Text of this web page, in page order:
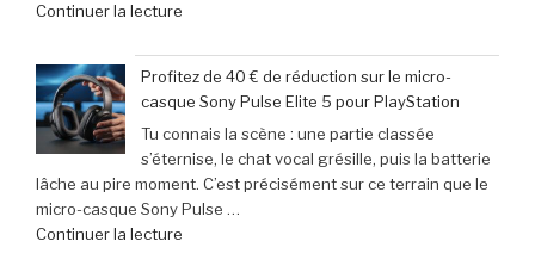
pas
manquer
en
juin
2026 »
Continuer la lecture
exceptionnelle
:
le
clavier
Corsair
K70
Pro
Profitez de 40 € de réduction sur le micro-
casque Sony Pulse Elite 5 pour PlayStation
Tu connais la scène : une partie classée
s’éternise, le chat vocal grésille, puis la batterie
lâche au pire moment. C’est précisément sur ce terrain que le
micro-casque Sony Pulse …
Continuer la lecture